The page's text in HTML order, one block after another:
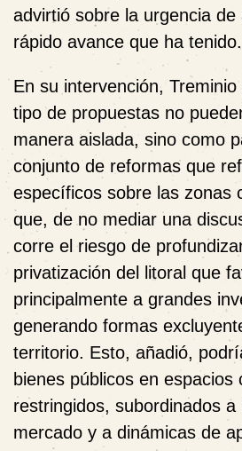
advirtió sobre la urgencia de
rápido avance que ha tenido.
En su intervención,
tipo de propuestas no
manera aislada, sino como
conjunto de reformas que
específicos sobre las zonas
que, de no mediar una
corre el riesgo de
privatización del litoral que
principalmente a grandes
generando formas
territorio. Esto, añadió,
bienes públicos en espacios
restringidos, subordinados a
mercado y a dinámicas de